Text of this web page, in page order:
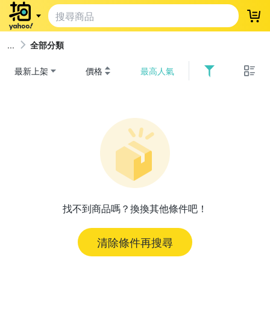
登
全部分類
最新上架 價格 最高人氣
找不到商品嗎？換換其他條件吧！
清除條件再搜尋